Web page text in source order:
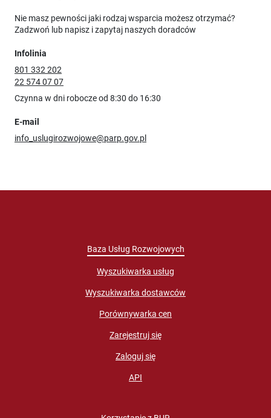
Nie masz pewności jaki rodzaj wsparcia możesz otrzymać?
Zadzwoń lub napisz i zapytaj naszych doradców
Infolinia
801 332 202
22 574 07 07
Czynna w dni robocze od 8:30 do 16:30
E-mail
info_uslugirozwojowe@parp.gov.pl
Baza Usług Rozwojowych
Wyszukiwarka usług
Wyszukiwarka dostawców
Porównywarka cen
Zarejestruj się
Zaloguj się
API